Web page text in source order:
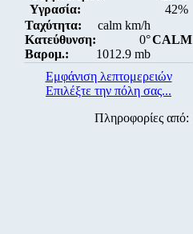
Υγρασία:
42%
Ταχύτητα:
calm km/h
Κατεύθυνση:
0°
Βαρομ.:
1012.9 mb
CALM
Εμφάνιση λεπτομερειών
Επιλέξτε την πόλη σας...
Πληροφορίες από: